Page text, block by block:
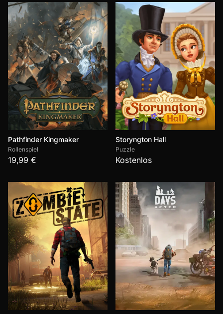
Pathfinder Kingmaker
Rollenspiel
19,99 €
Storyngton Hall
Puzzle
Kostenlos